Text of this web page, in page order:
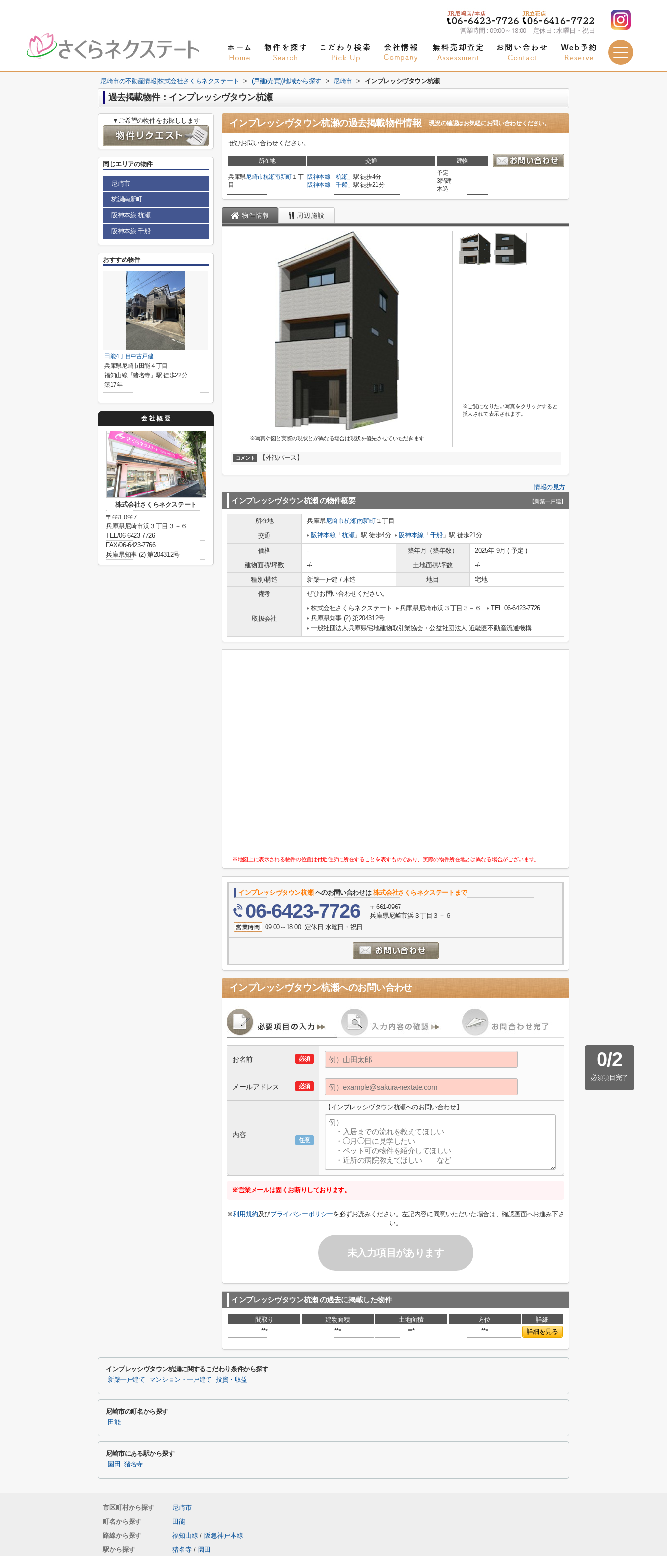
営業時間 : 09:00～18:00 定休日 : 水曜日・祝日
尼崎市の不動産情報|株式会社さくらネクステート > (戸建(売買))地域から探す > 尼崎市 > インプレッシヴタウン杭瀬
過去掲載物件：インプレッシヴタウン杭瀬
インプレッシヴタウン杭瀬の過去掲載物件情報 現況の確認はお気軽にお問い合わせください。
ぜひお問い合わせください。
所在地 交通 建物
兵庫県尼崎市杭瀬南新町 １丁
目
阪神本線 「杭瀬」駅 徒歩4分
阪神本線 「千船」駅 徒歩21分
予定
3階建
木造
物件情報 周辺施設
※写真や図と実際の現状とが異なる場合は現状を優先させていただきます
※ご覧になりたい写真をクリックすると
拡大されて表示されます。
コメント 【外観パース】
情報の見方
インプレッシヴタウン杭瀬 の物件概要 【新築一戸建】
所在地 兵庫県尼崎市杭瀬南新町１丁目
交通
阪神本線 「杭瀬」駅 徒歩4分 阪神本線 「 千船」駅 徒歩21分
価格 - 築年月（築年数）
2025年 9月 ( 予定 )
建物面積/坪数
-/- 土地面積/坪数
-/-
種別/構造
新築一戸建 / 木造 地目
宅地
備考
ぜひお問い合わせください。
取扱会社
株式会社さくらネクステート 兵庫県尼崎市浜３丁目３－６
TEL:06-6423-7726
兵庫県知事 (2) 第204312号
一般社団法人兵庫県宅地建物取引業協会・公益社団法人 近畿圏不動産流通機構
※地図上に表示される物件の位置は付近住所に所在することを表すものであり、実際の物件所在地とは異なる場合がございます。
インプレッシヴタウン杭瀬へのお問い合わせは 株式会社さくらネクステートまで
06-6423-7726
〒661-0967
兵庫県尼崎市浜３丁目３－６
09:00～18:00 定休日:水曜日・祝日
インプレッシヴタウン杭瀬へのお問い合わせ
0/2
必須項目完了
必須
お名前
必須
メールアドレス
任意
内容
【インプレッシヴタウン杭瀬へのお問い合わせ】
※営業メールは固くお断りしております。
※利用規約及びプライバシーポリシーを必ずお読みください。左記内容に同意いただいた場合は、確認画面へお進み下さ
い。
未入力項目があります
インプレッシヴタウン杭瀬 の過去に掲載した物件
間取り 建物面積 土地面積 方位
詳細
***
*** *** *** 詳細を見る
▼ご希望の物件をお探しします
同じエリアの物件
尼崎市
杭瀬南新町
阪神本線 杭瀬
阪神本線 千船
おすすめ物件
田能4丁目中古戸建
兵庫県尼崎市田能４丁目
福知山線「猪名寺」駅 徒歩22分
築17年
株式会社さくらネクステート
〒661-0967
兵庫県尼崎市浜３丁目３－６
TEL/06-6423-7726
FAX/06-6423-7766
兵庫県知事 (2) 第204312号
インプレッシヴタウン杭瀬に関するこだわり条件から探す
新築一戸建て マンション・一戸建て 投資・収益
尼崎市の町名から探す
田能
尼崎市にある駅から探す
園田 猪名寺
市区町村から探す
尼崎市
町名から探す
田能
路線から探す
福知山線 / 阪急神戸本線
駅から探す
猪名寺 / 園田